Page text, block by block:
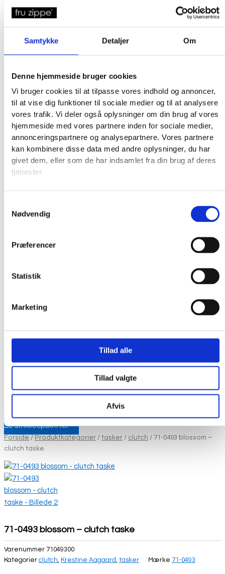
Samtykke Detaljer Om
Denne hjemmeside bruger cookies
Vi bruger cookies til at tilpasse vores indhold og annoncer,
til at vise dig funktioner til sociale medier og til at analysere
vores trafik. Vi deler også oplysninger om din brug af vores
hjemmeside med vores partnere inden for sociale medier,
annonceringspartnere og analysepartnere. Vores partnere
kan kombinere disse data med andre oplysninger, du har
givet dem, eller som de har indsamlet fra din brug af deres
tjenester.
Nødvendig
Præferencer
Statistik
Marketing
Tillad alle
Tillad valgte
Afvis
Broderkits
Strikkeopskrifter og bøger
Istex strikkegarn
Addi Strikketilbehør
Smukke islandske uldtæpper fra Ístex
Videoer
Forhandlere
Se strikkeopskrifter
Forside / Produktkategorier / tasker / clutch / 71-0493 blossom –
clutch taske
71-0493 blossom – clutch taske
Varenummer 71049300
Kategorier clutch Krestine Aagaard tasker Mærke 71-0493